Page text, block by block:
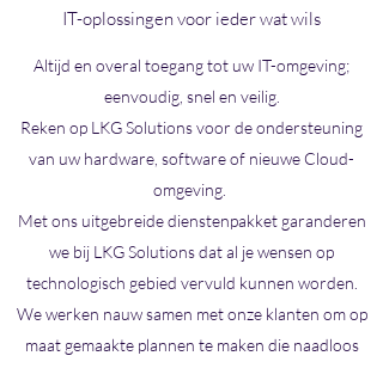
IT-oplossingen voor ieder wat wils
Altijd en overal toegang tot uw IT-omgeving;
eenvoudig, snel en veilig.
Reken op LKG Solutions voor de ondersteuning
van uw hardware, software of nieuwe Cloud-
omgeving.
Met ons uitgebreide dienstenpakket garanderen
we bij LKG Solutions dat al je wensen op
technologisch gebied vervuld kunnen worden.
We werken nauw samen met onze klanten om op
maat gemaakte plannen te maken die naadloos